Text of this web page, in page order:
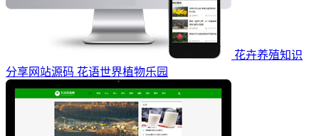
花卉养殖知识
分享网站源码 花语世界植物乐园